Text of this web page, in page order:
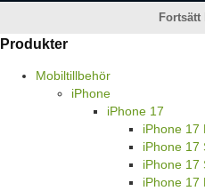
Fortsätt
Produkter
Mobiltillbehör
iPhone
iPhone 17
iPhone 17
iPhone 17
iPhone 17
iPhone 17